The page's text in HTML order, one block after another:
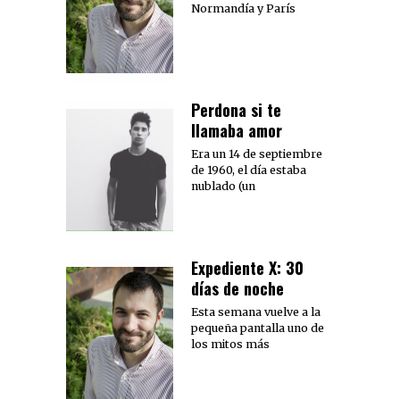
Normandía y París
Perdona si te
llamaba amor
Era un 14 de septiembre
de 1960, el día estaba
nublado (un
Expediente X: 30
días de noche
Esta semana vuelve a la
pequeña pantalla uno de
los mitos más